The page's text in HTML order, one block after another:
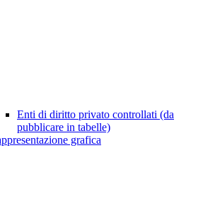
Enti di diritto privato controllati (da
pubblicare in tabelle)
grafica